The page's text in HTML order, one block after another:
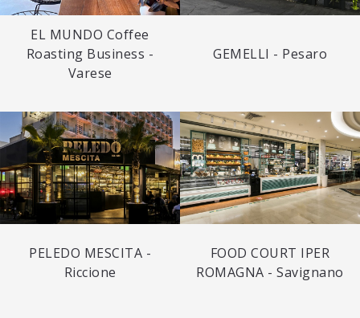
EL MUNDO Coffee
Roasting Business -
Varese
GEMELLI - Pesaro
PELEDO MESCITA -
Riccione
FOOD COURT IPER
ROMAGNA - Savignano